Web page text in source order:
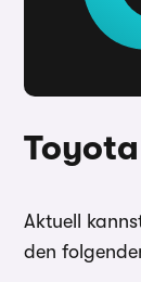
Aktuell
den